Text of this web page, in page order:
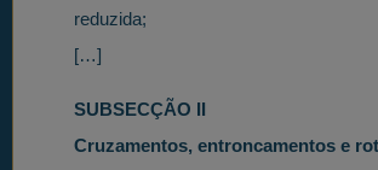
reduzida;
[…]
SUBSECÇÃO II
Cruzamentos, entroncamentos e